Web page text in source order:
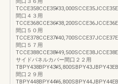
間口４３用
間口５０用
間口５７用
サイドパネルカバー間口２２用
間口２９用